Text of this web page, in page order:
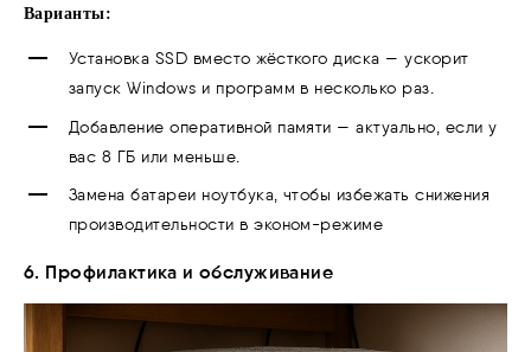
Варианты:
Установка SSD вместо жёсткого диска — ускорит
запуск Windows и программ в несколько раз.
Добавление оперативной памяти — актуально, если у
вас 8 ГБ или меньше.
Замена батареи ноутбука, чтобы избежать снижения
производительности в эконом-режиме
6. Профилактика и обслуживание